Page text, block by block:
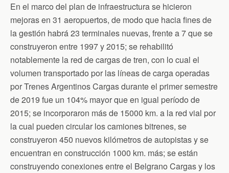
En el marco del plan de infraestructura se hicieron
mejoras en 31 aeropuertos, de modo que hacia fines de
la gestión habrá 23 terminales nuevas, frente a 7 que se
construyeron entre 1997 y 2015; se rehabilitó
notablemente la red de cargas de tren, con lo cual el
volumen transportado por las líneas de carga operadas
por Trenes Argentinos Cargas durante el primer semestre
de 2019 fue un 104% mayor que en igual período de
2015; se incorporaron más de 15000 km. a la red vial por
la cual pueden circular los camiones bitrenes, se
construyeron 450 nuevos kilómetros de autopistas y se
encuentran en construcción 1000 km. más; se están
construyendo conexiones entre el Belgrano Cargas y los